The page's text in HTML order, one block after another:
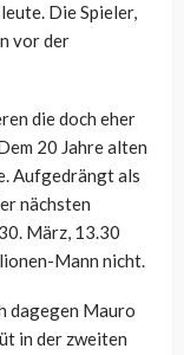
Die Spieler,
vor der
die doch eher
20 Jahre alten
Aufgedrängt als
nächsten
März, 13.30
Mann nicht.
dagegen Mauro
in der zweiten